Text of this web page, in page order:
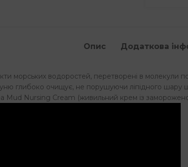
Опис Додаткова
морських водоростей, перетворені в молекули
глибоко очищує, не порушуючи ліпідного шару
Mud Nursing Cream (живильний крем із